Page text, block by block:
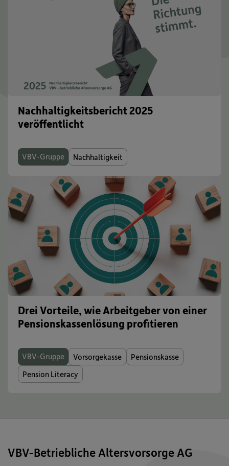
Nachhaltigkeitsbericht 2025
veröffentlicht
VBV-Gruppe Nachhaltigkeit
Drei Vorteile, wie Arbeitgeber von einer
Pensionskassenlösung profitieren
VBV-Gruppe Vorsorgekasse
Pensionskasse
Pension Literacy
VBV-Betriebliche Altersvorsorge AG